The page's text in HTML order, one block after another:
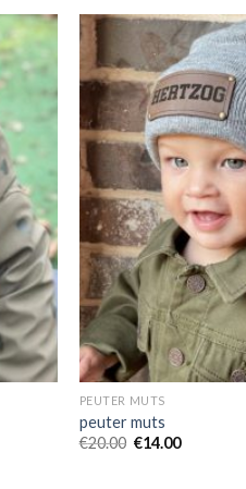
PEUTER MUTS
peuter muts
€20.00 €14.00